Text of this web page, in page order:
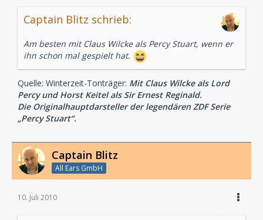
Captain Blitz schrieb:
Am besten mit Claus Wilcke als Percy Stuart, wenn er
ihn schon mal gespielt hat.
Quelle: Winterzeit-Tonträger: Mit Claus Wilcke als Lord
Percy und Horst Keitel als Sir Ernest Reginald.
Die Originalhauptdarsteller der legendären ZDF Serie
„Percy Stuart“.
Captain Blitz
All Ears GmbH
10. Juli 2010